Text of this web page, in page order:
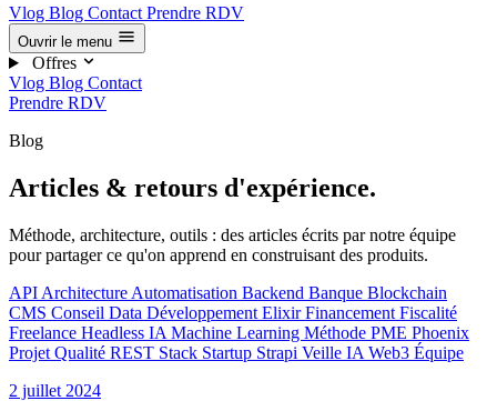
Vlog Blog Contact Prendre RDV
Ouvrir le menu
Offres
Vlog Blog Contact
Prendre RDV
Blog
Articles & retours d'expérience.
Méthode, architecture, outils : des articles écrits par notre équipe
pour partager ce qu'on apprend en construisant des produits.
API Architecture Automatisation Backend Banque Blockchain
CMS Conseil Data Développement ElixirFinancement Fiscalité
Freelance Headless IA Machine Learning Méthode PME Phoenix
Projet Qualité REST Stack Startup Strapi Veille IA Web3 Équipe
2 juillet 2024